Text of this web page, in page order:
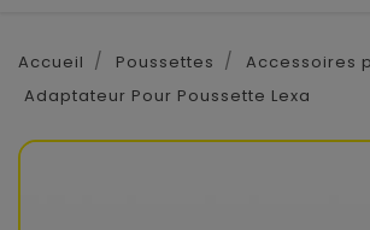
Accueil Poussettes
Accessoires
Adaptateur Pour Poussette Lexa